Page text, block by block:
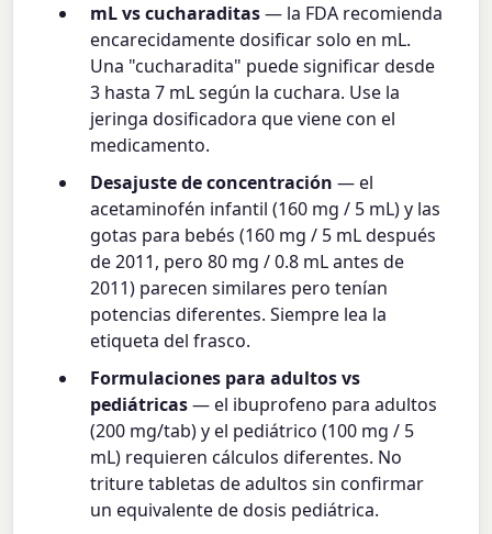
mL vs cucharaditas— la FDA recomienda
encarecidamente dosificar solo en mL.
Una "cucharadita" puede significar desde
3 hasta 7 mL según la cuchara. Use la
jeringa dosificadora que viene con el
medicamento.
Desajuste de concentración — el
acetaminofén infantil (160 mg / 5 mL) y las
gotas para bebés (160 mg / 5 mL después
de 2011, pero 80 mg / 0.8 mL antes de
2011) parecen similares pero tenían
potencias diferentes. Siempre lea la
etiqueta del frasco.
Formulaciones para adultos vs
pediátricas— el ibuprofeno para adultos
(200 mg/tab) y el pediátrico (100 mg / 5
mL) requieren cálculos diferentes. No
triture tabletas de adultos sin confirmar
un equivalente de dosis pediátrica.